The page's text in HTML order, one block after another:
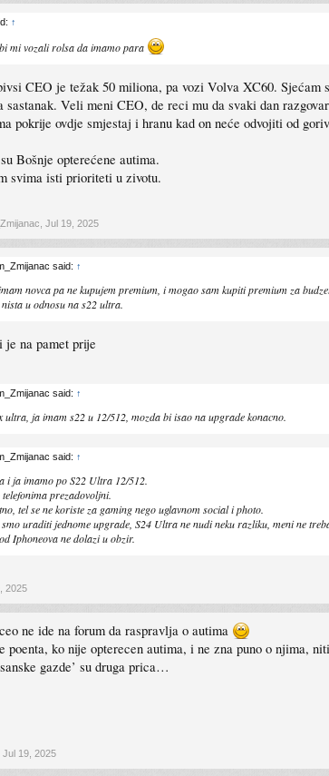
↑
mi vozali rolsa da imamo para
CEO je težak 50 miliona, pa vozi Volva XC60. Sjećam
sastanak. Veli meni CEO, de reci mu da svaki dan
pokrije ovdje smjestaj i hranu kad on neće odvojiti od
Bošnje opterećene autima.
svima isti prioriteti u zivotu.
Jul 19, 2025
said: ↑
novca pa ne kupujem premium, i mogao sam kupiti premium za
u odnosu na s22 ultra.
je na pamet prije
said: ↑
ultra, ja imam s22 u 12/512, mozda bi isao na upgrade konacno.
said: ↑
i ja imamo po S22 Ultra 12/512.
prezadovoljni.
tel se ne koriste za gaming nego uglavnom social i photo.
uraditi jednome upgrade, S24 Ultra ne nudi neku razliku, meni ne
Iphoneova ne dolazi u obzir.
2025
ne ide na forum da raspravlja o autima
poenta, ko nije opterecen autima, i ne zna puno o njima,
gazde’ su druga prica…
Jul 19, 2025